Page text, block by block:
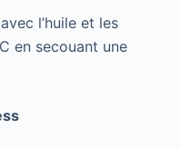
l’huile et les
en secouant une